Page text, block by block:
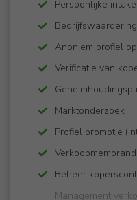
Persoonlijke
Bedrijfswaardering
Anoniem profiel
Verificatie van
Marktonderzoek
Profiel promotie
Beheer
Management